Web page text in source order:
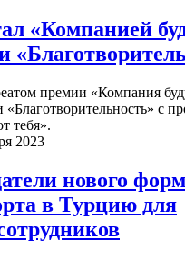
«Компанией
премии «Компания
с
тебя».
2023
нового
в Турцию для